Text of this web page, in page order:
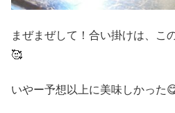
まぜまぜして！合い掛けは、こ
🥰
いやー予想以上に美味しかった